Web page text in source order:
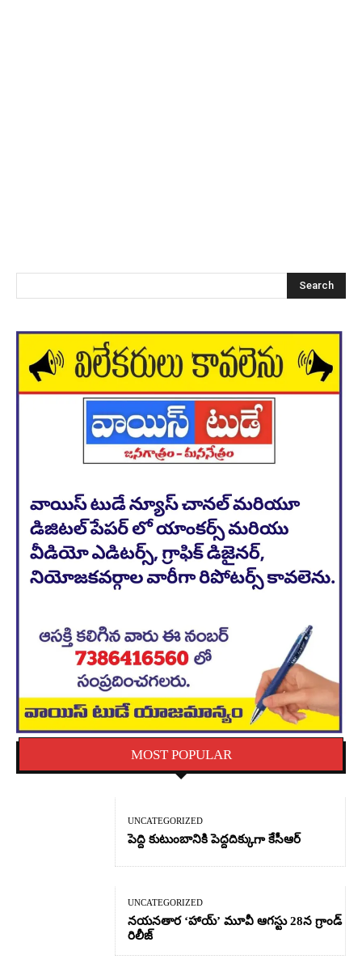
Search
MOST POPULAR
UNCATEGORIZED
పెద్ది కుటుంబానికి పెద్దదిక్కుగా కేసీఆర్
UNCATEGORIZED
నయనతార ‘హాయ్’ మూవీ ఆగస్టు 28న గ్రాండ్
రిలీజ్